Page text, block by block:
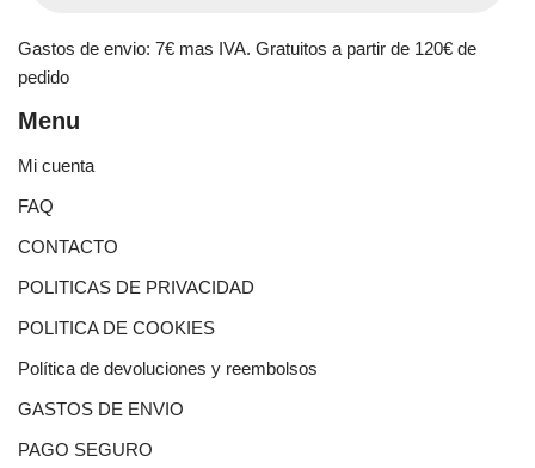
Gastos de envio: 7€ mas IVA. Gratuitos a partir de 120€ de
pedido
Menu
Mi cuenta
FAQ
CONTACTO
POLITICAS DE PRIVACIDAD
POLITICA DE COOKIES
Política de devoluciones y reembolsos
GASTOS DE ENVIO
PAGO SEGURO